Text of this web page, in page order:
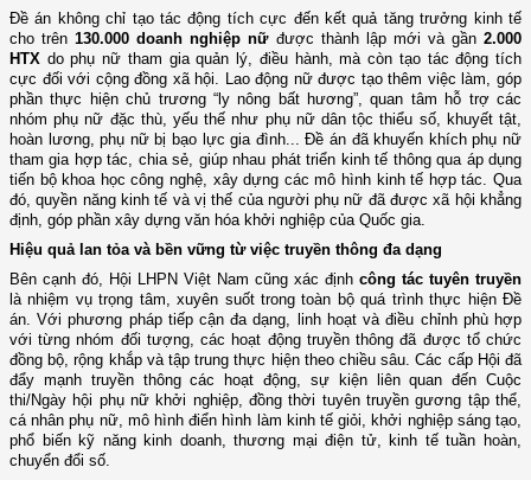
Đề án không chỉ tạo tác động tích cực đến kết quả tăng trưởng kinh tế
cho trên130.000doanh nghiệp nữđược thành lập mới và gần2.000
HTX do phụ nữ tham gia quản lý, điều hành, mà còn tạo tác động tích
cực đối với cộng đồng xã hội. Lao động nữ được tạo thêm việc làm, góp
phần thực hiện chủ trương “ly nông bất hương”, quan tâm hỗ trợ các
nhóm phụ nữ đặc thù, yếu thế như phụ nữ dân tộc thiểu số, khuyết tật,
hoàn lương, phụ nữ bị bạo lực gia đình... Đề án đã khuyến khích phụ nữ
tham gia hợp tác, chia sẻ, giúp nhau phát triển kinh tế thông qua áp dụng
tiến bộ khoa học công nghệ, xây dựng các mô hình kinh tế hợp tác. Qua
đó, quyền năng kinh tế và vị thế của người phụ nữ đã được xã hội khẳng
định, góp phần xây dựng văn hóa khởi nghiệp của Quốc gia.
Hiệu quả lan tỏa và bền vững từ việc truyền thông đa dạng
Bên cạnh đó, Hội LHPN Việt Nam cũng xác định công tác tuyên truyền
là nhiệm vụ trọng tâm, xuyên suốt trong toàn bộ quá trình thực hiện Đề
án. Với phương pháp tiếp cận đa dạng, linh hoạt và điều chỉnh phù hợp
với từng nhóm đối tượng, các hoạt động truyền thông đã được tổ chức
đồng bộ, rộng khắp và tập trung thực hiện theo chiều sâu. Các cấp Hội đã
đẩy mạnh truyền thông các hoạt động, sự kiện liên quan đến Cuộc
thi/Ngày hội phụ nữ khởi nghiệp, đồng thời tuyên truyền gương tập thể,
cá nhân phụ nữ, mô hình điển hình làm kinh tế giỏi, khởi nghiệp sáng tạo,
phổ biến kỹ năng kinh doanh, thương mại điện tử, kinh tế tuần hoàn,
chuyển đổi số.